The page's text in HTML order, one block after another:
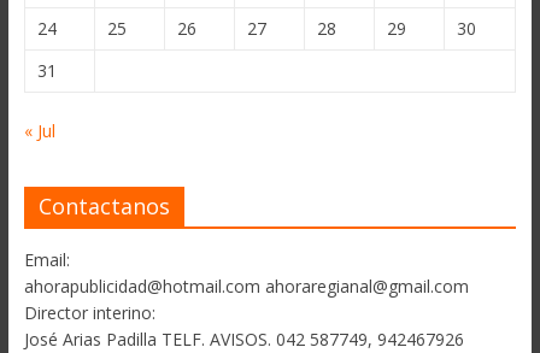
24
25 26 27 28 29
30
31
« Jul
Contactanos
Email:
ahorapublicidad@hotmail.com ahoraregianal@gmail.com
Director interino:
José Arias Padilla TELF. AVISOS. 042 587749, 942467926